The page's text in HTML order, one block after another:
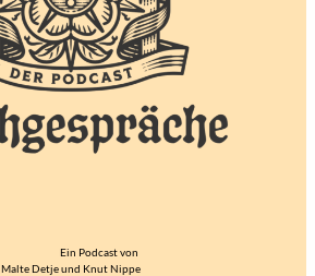
Ein Podcast von
Malte Detje und Knut Nippe